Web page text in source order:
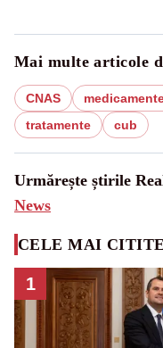
Mai multe articole
CNAS
tratamente
cub
Urmărește știrile
News
CELE MAI CITITE
1